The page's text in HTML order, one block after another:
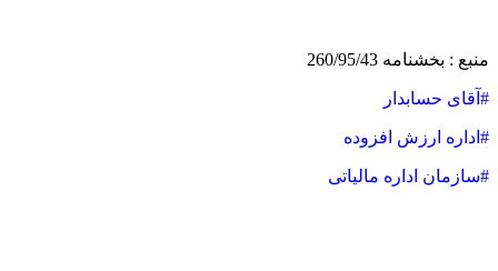
منبع : بخشنامه 260/95/43
#آقای حسابدار
#اداره ارزش افزوده
#سازمان اداره مالیاتی